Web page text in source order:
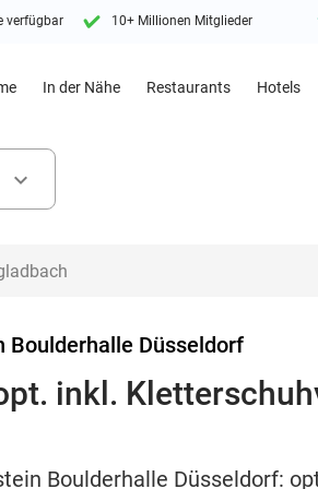
verfügbar 10+ Millionen Mitglieder
In der Nähe Restaurants Hotels
keyboard_arrow_down
Boulderhalle Düsseldorf
inkl.
Boulderhalle Düsseldorf: